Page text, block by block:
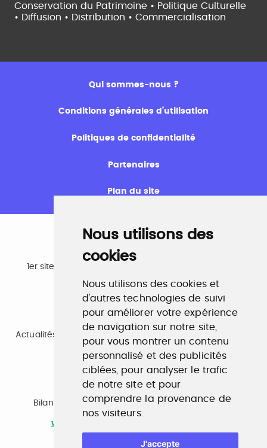
Nous utilisons des
cookies
Nous utilisons des cookies et
d'autres technologies de suivi
pour améliorer votre expérience
de navigation sur notre site,
pour vous montrer un contenu
personnalisé et des publicités
ciblées, pour analyser le trafic
de notre site et pour
comprendre la provenance de
nos visiteurs.
J'accepte
Conservation du Patrimoine • Politique Culturelle
• Diffusion • Distribution • Commercialisation
Qui sommes-nous ?
Conditions générales d’utilisation
Politiques de confidentialité
Partenaires
Plan du site
Emploi
1er site emploi du secteur culturel 784.000 visites et
www.profilculture.com
Formation
Actualités, guide et annuaire des formations aux métiers
de la culture.
www.profilculture-formation.com
Accompagnement professionnel
Bilan de compétences, coaching, techniques de
recherche d'emploi, entretien conseil.
www.profilculture-competences.com